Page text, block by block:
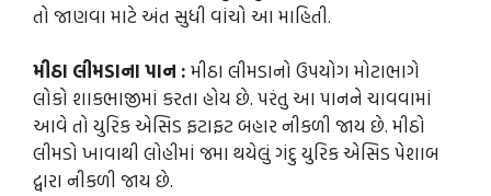
તો જાણવા માટે અંત સુધી વાંચો આ માહિતી.
મીઠા લીમડાના પાન : મીઠા લીમડાનો ઉપયોગ મોટાભાગે
લોકો શાકભાજીમાં કરતા હોય છે. પરંતુ આ પાનને ચાવવામાં
આવે તો યુરિક એસિડ ફટાફટ બહાર નીકળી જાય છે. મીઠો
લીમડો ખાવાથી લોહીમાં જમા થયેલું ગંદુ યુરિક એસિડ પેશાબ
દ્વારા નીકળી જાય છે.